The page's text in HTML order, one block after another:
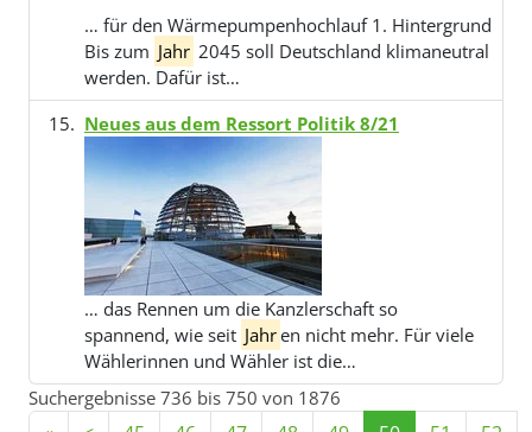
… für den Wärmepumpenhochlauf 1. Hintergrund
Bis zum Jahr 2045 soll Deutschland klimaneutral
werden. Dafür ist…
Neues aus dem Ressort Politik 8/21
… das Rennen um die Kanzlerschaft so
spannend, wie seit Jahren nicht mehr. Für viele
Wählerinnen und Wähler ist die…
Suchergebnisse 736 bis 750 von 1876